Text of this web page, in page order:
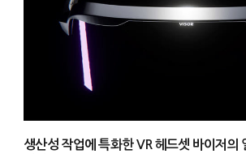
생산성 작업에 특화한 VR 헤드셋 바이저의